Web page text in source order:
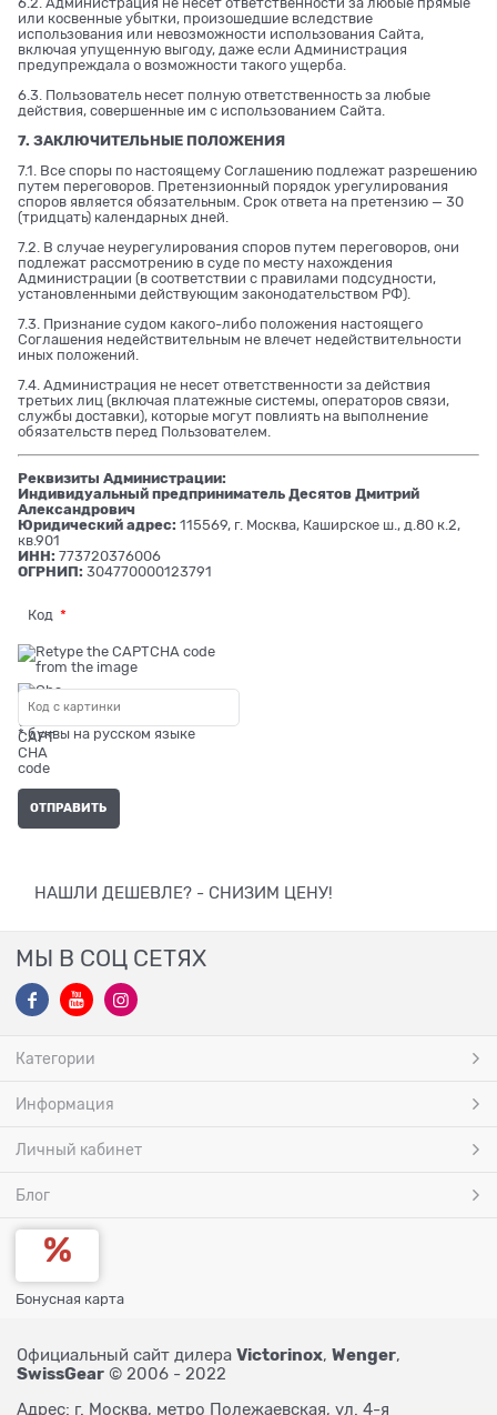
или косвенные убытки, произошедшие вследствие
использования или невозможности использования Сайта,
включая упущенную выгоду, даже если Администрация
предупреждала о возможности такого ущерба.
6.3. Пользователь несет полную ответственность за любые
действия, совершенные им с использованием Сайта.
7. ЗАКЛЮЧИТЕЛЬНЫЕ ПОЛОЖЕНИЯ
7.1. Все споры по настоящему Соглашению подлежат разрешению
путем переговоров. Претензионный порядок урегулирования
споров является обязательным. Срок ответа на претензию — 30
(тридцать) календарных дней.
7.2. В случае неурегулирования споров путем переговоров, они
подлежат рассмотрению в суде по месту нахождения
Администрации (в соответствии с правилами подсудности,
установленными действующим законодательством РФ).
7.3. Признание судом какого-либо положения настоящего
Соглашения недействительным не влечет недействительности
иных положений.
7.4. Администрация не несет ответственности за действия
третьих лиц (включая платежные системы, операторов связи,
службы доставки), которые могут повлиять на выполнение
обязательств перед Пользователем.
Реквизиты Администрации:
Индивидуальный предприниматель Десятов Дмитрий
Александрович
Юридический адрес: 115569, г. Москва, Каширское ш., д.80 к.2,
кв.901
ИНН: 773720376006
ОГРНИП: 304770000123791
Код
* буквы на русском языке
НАШЛИ ДЕШЕВЛЕ? - СНИЗИМ ЦЕНУ!
МЫ В СОЦ СЕТЯХ
Категории
Информация
Личный кабинет
Блог
Бонусная карта
Официальный сайт дилера Victorinox, Wenger,
SwissGear © 2006 - 2022
Адрес: г. Москва, метро Полежаевская, ул. 4-я